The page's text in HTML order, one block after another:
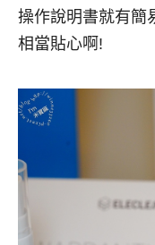
操作說明書就有簡
相當貼心啊!